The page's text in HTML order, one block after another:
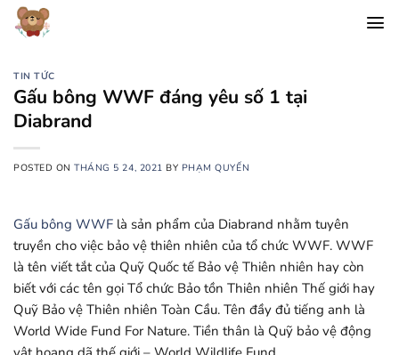
Chuyển
đến
dungTIN TỨC
Gấu bông WWF đáng yêu số 1 tại
Diabrand
POSTED ONTHÁNG 5 24, 2021 BY PHẠM QUYẾN
Gấu bông WWF là sản phẩm của Diabrand nhằm tuyên
truyền cho việc bảo vệ thiên nhiên của tổ chức WWF. WWF
là tên viết tắt của Quỹ Quốc tế Bảo vệ Thiên nhiên hay còn
biết với các tên gọi Tổ chức Bảo tồn Thiên nhiên Thế giới hay
Quỹ Bảo vệ Thiên nhiên Toàn Cầu. Tên đầy đủ tiếng anh là
World Wide Fund For Nature. Tiền thân là Quỹ bảo vệ động